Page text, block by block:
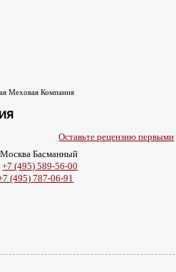
Меховая Компания
Оставьте рецензию первыми
Москва Басманный
+7 (495) 589-56-00
(495) 787-06-91